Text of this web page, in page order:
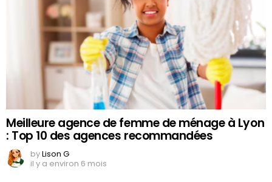
Meilleure agence de femme de ménage à Lyon
: Top 10 des agences recommandées
byLison G
il y a environ 6 mois